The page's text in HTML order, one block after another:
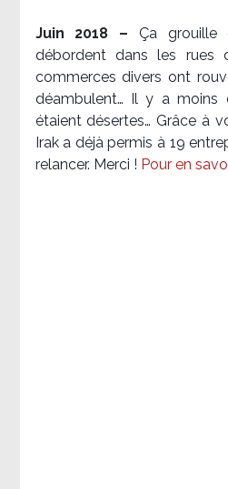
Juin 2018 – Ça
débordent dans les rues
commerces divers ont
déambulent… Il y a moins
étaient désertes… Grâce à
Irak a déjà permis à 19
relancer. Merci ! Pour en